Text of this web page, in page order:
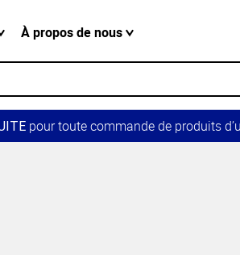
À propos de nous
pour toute commande de produits